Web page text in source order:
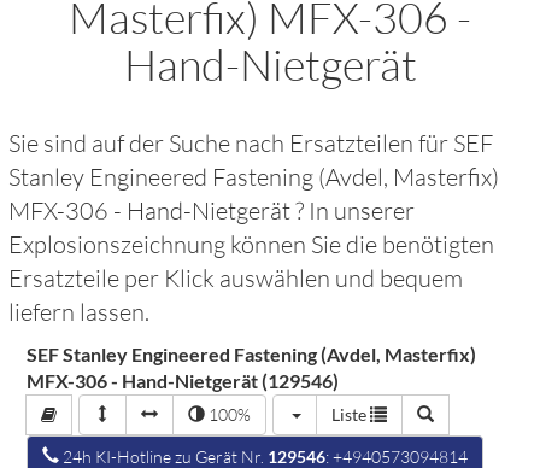
Masterfix) MFX-306 -
Hand-Nietgerät
Sie sind auf der Suche nach Ersatzteilen für SEF
Stanley Engineered Fastening (Avdel, Masterfix)
MFX-306 - Hand-Nietgerät? In unserer
Explosionszeichnung können Sie die benötigten
Ersatzteile per Klick auswählen und bequem
liefern lassen.
SEF Stanley Engineered Fastening (Avdel, Masterfix)
MFX-306 - Hand-Nietgerät (129546)
100% Liste
24h KI-Hotline zu Gerät Nr. 129546: +4940573094814